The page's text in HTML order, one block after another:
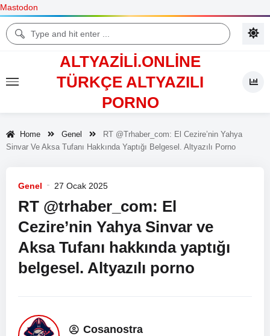
Mastodon
ALTYAZILI.ONLINE
TÜRKÇE ALTYAZILI
PORNO
Home Genel
RT @trhaber_com: El Cezire’nin Yahya
Sinvar Ve Aksa Tufanı Hakkında Yaptığı Belgesel. Altyazılı Porno
Genel 27 Ocak 2025
RT @trhaber_com: El
Cezire’nin Yahya Sinvar ve
Aksa Tufanı hakkında yaptığı
belgesel. Altyazılı porno
Cosanostra